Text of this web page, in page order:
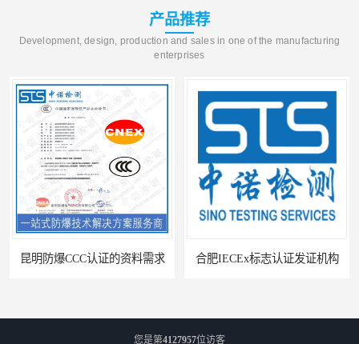
产品推荐
Development, design, production and sales in one of the manufacturing
enterprises
昆明防爆CCC认证的资料需求 合肥IECEx标志认证发证机构
您是第4127957位访客